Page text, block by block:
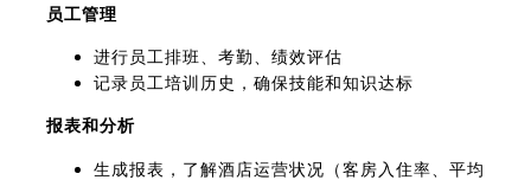
员工管理
进行员工排班、考勤、绩效评估
记录员工培训历史，确保技能和知识达标
报表和分析
生成报表，了解酒店运营状况（客房入住率、平均